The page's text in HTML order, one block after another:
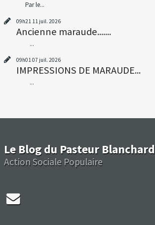
Par le...
09h21 11 juil. 2026
Ancienne maraude.......
...
09h01 07 juil. 2026
IMPRESSIONS DE MARAUDE...
...
Le Blog du Pasteur Blanchard
Action Sociale Populaire